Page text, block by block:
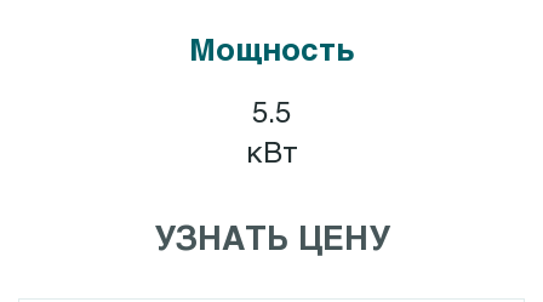
Мощность
5.5
кВт
УЗНАТЬ ЦЕНУ